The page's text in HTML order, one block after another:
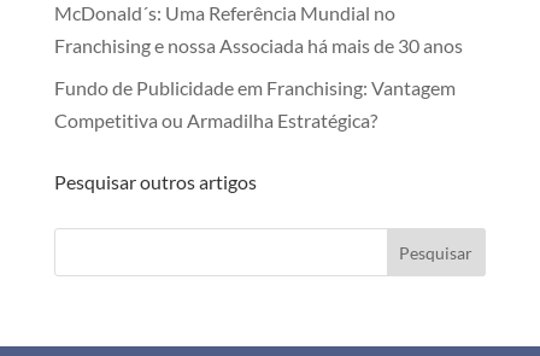
McDonald´s: Uma Referência Mundial no
Franchising e nossa Associada há mais de 30 anos
Fundo de Publicidade em Franchising: Vantagem
Competitiva ou Armadilha Estratégica?
Pesquisar outros artigos
Pesquisar